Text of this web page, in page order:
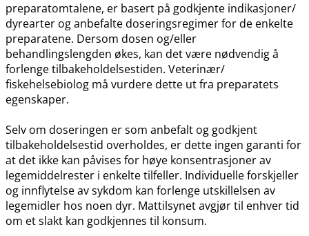
preparatomtalene, er basert på godkjente indikasjoner​/​
dyrearter og anbefalte doseringsregimer for de enkelte
preparatene. Dersom dosen og​/​eller
behandlingslengden økes, kan det være nødvendig å
forlenge tilbakeholdelsestiden. Veterinær​/​
fiskehelsebiolog må vurdere dette ut fra preparatets
egenskaper.
Selv om doseringen er som anbefalt og godkjent
tilbakeholdelsestid overholdes, er dette ingen garanti for
at det ikke kan påvises for høye konsentrasjoner av
legemiddelrester i enkelte tilfeller. Individuelle forskjeller
og innflytelse av sykdom kan forlenge utskillelsen av
legemidler hos noen dyr. Mattilsynet avgjør til enhver tid
om et slakt kan godkjennes til konsum.